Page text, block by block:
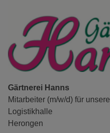
Gärtnerei Hanns
Mitarbeiter (m/w/d) für unsere
Logistikhalle
Herongen